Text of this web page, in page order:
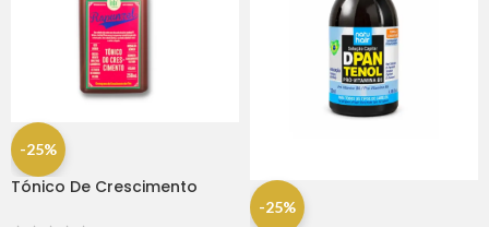
-25%
Tónico De Crescimento
-25%